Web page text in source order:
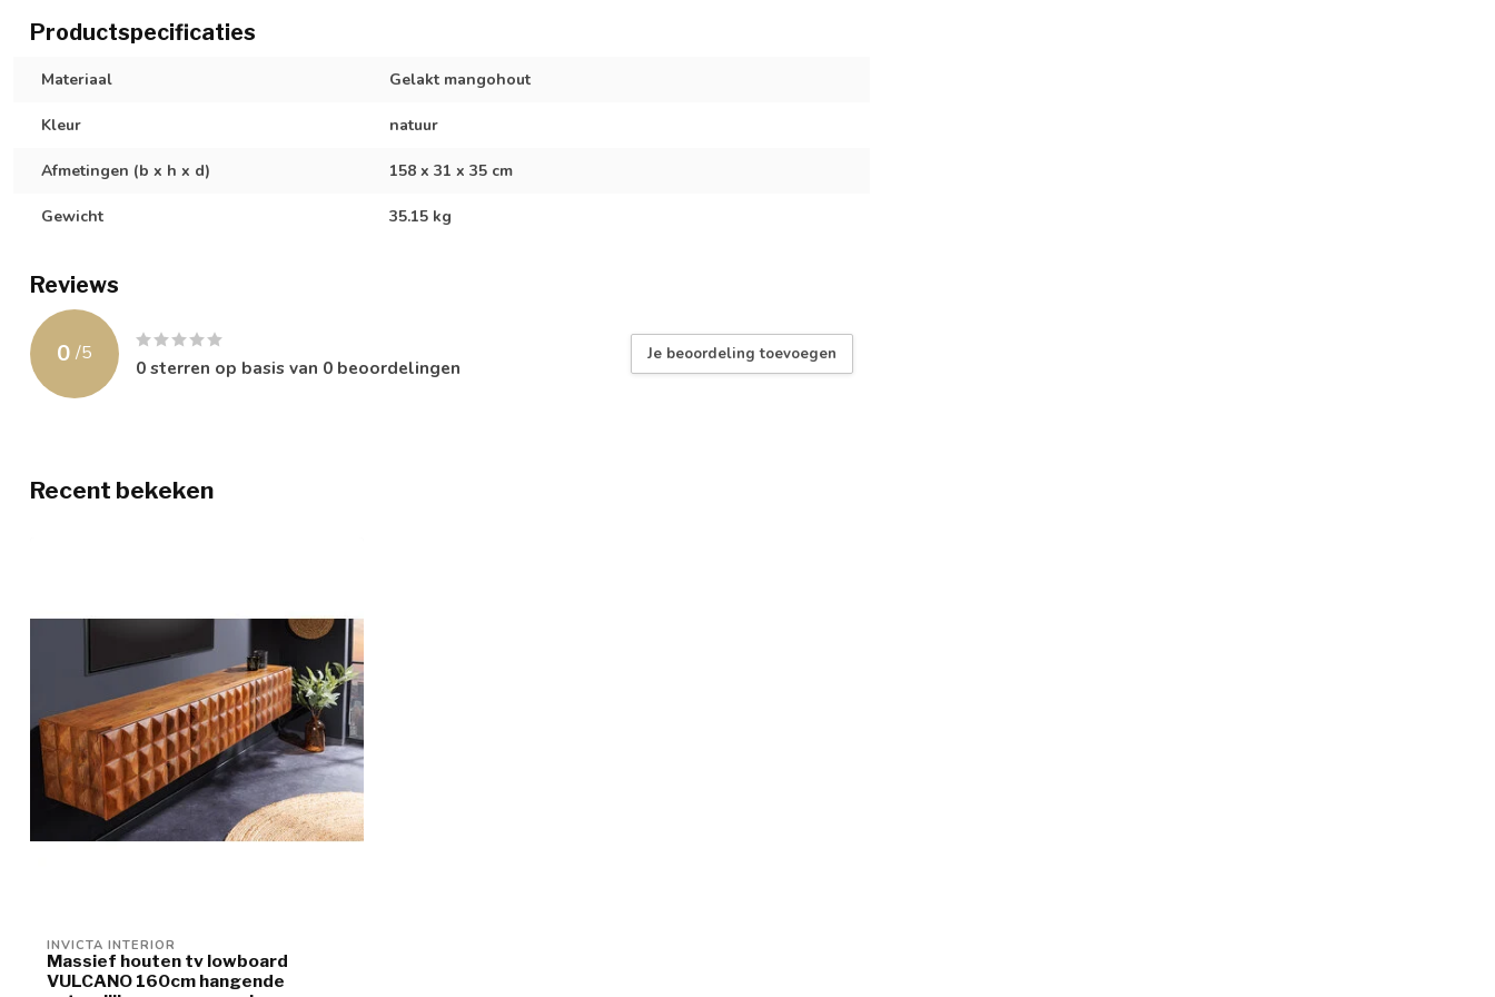
Productspecificaties
Materiaal Gelakt mangohout
Kleur natuur
Afmetingen (b x h x d) 158 x 31 x 35 cm
Gewicht 35.15 kg
Reviews
0 /5
0sterren op basis van 0 beoordelingen
Je beoordeling toevoegen
Recent bekeken
INVICTA INTERIOR
Massief houten tv lowboard
VULCANO 160cm hangende